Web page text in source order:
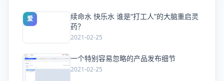
爱
续命水 快乐水 谁是“打工人”的大脑重启灵
药？
2021-02-25
爱 一个特别容易忽略的产品发布细节
2021-02-25